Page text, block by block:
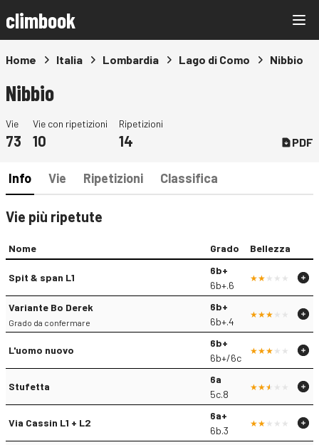
climbook
Home Italia Lombardia Lago di Como Nibbio
Nibbio
Vie
73
Vie con ripetizioni
10
Ripetizioni
14 PDF
Info Vie Ripetizioni Classifica
Vie più ripetute
Nome Grado Bellezza
Spit & span L1
6b+
6b+.6
Variante Bo Derek
Grado da confermare
6b+
6b+.4
L'uomo nuovo
6b+
6b+/6c
Stufetta
6a
5c.8
Via Cassin L1 + L2
6a+
6b.3